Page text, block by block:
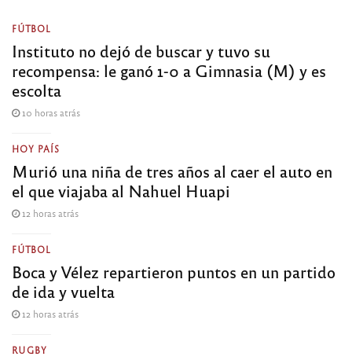
FÚTBOL
Instituto no dejó de buscar y tuvo su
recompensa: le ganó 1-0 a Gimnasia (M) y es
escolta
10 horas atrás
HOY PAÍS
Murió una niña de tres años al caer el auto en
el que viajaba al Nahuel Huapi
12 horas atrás
FÚTBOL
Boca y Vélez repartieron puntos en un partido
de ida y vuelta
12 horas atrás
RUGBY